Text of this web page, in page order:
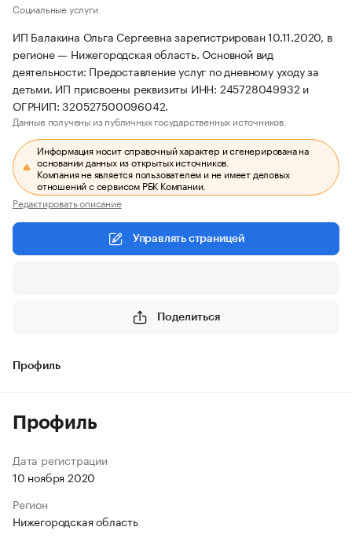
Социальные услуги
ИП Балакина Ольга Сергеевна зарегистрирован 10.11.2020, в
регионе — Нижегородская область. Основной вид
деятельности: Предоставление услуг по дневному уходу за
детьми. ИП присвоены реквизиты ИНН: 245728049932 и
ОГРНИП: 320527500096042.
Данные получены из публичных государственных источников.
Информация носит справочный характер и сгенерирована на
основании данных из открытых источников.
Компания не является пользователем и не имеет деловых
отношений с сервисом РБК Компании.
Редактировать описание
Управлять страницей
Поделиться
Профиль
Профиль
Дата регистрации
10 ноября 2020
Регион
Нижегородская область